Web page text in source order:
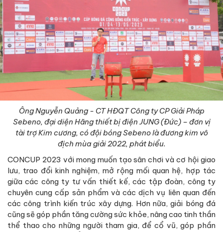
Ông Nguyễn Quảng - CT HĐQT Công ty CP Giải Pháp
Sebeno, đại diện Hãng thiết bị điện JUNG (Đức) – đơn vị
tài trợ Kim cương, có đội bóng Sebeno là đương kim vô
địch mùa giải 2022, phát biểu.
CONCUP 2023 với mong muốn tạo sân chơi và cơ hội giao
lưu, trao đổi kinh nghiệm, mở rộng mối quan hệ, hợp tác
giữa các công ty tư vấn thiết kế, các tập đoàn, công ty
chuyên cung cấp sản phẩm và các dịch vụ liên quan đến
các công trình kiến trúc xây dựng. Hơn nữa, giải bóng đá
cũng sẽ góp phần tăng cường sức khỏe, nâng cao tinh thần
thể thao cho những người tham gia, để cổ vũ, góp phần